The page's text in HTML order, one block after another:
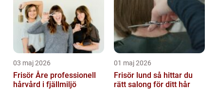
03 maj 2026
Frisör Åre professionell
hårvård i fjällmiljö
01 maj 2026
Frisör lund så hittar du
rätt salong för ditt hår